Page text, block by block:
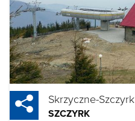
Skrzyczne-Szczyrk
SZCZYRK